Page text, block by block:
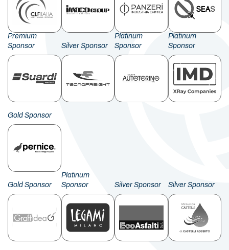
Premium
Sponsor
Silver Sponsor
Platinum
Sponsor
Platinum
Sponsor
Gold Sponsor
Gold Sponsor
Platinum
Sponsor
Silver Sponsor Silver Sponsor